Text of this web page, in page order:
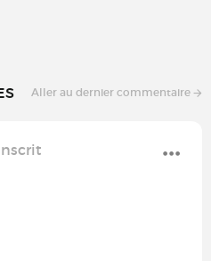
Aller au dernier commentaire